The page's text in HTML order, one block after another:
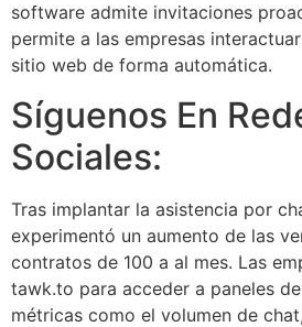
software admite invitaciones
permite a las empresas
sitio web de forma automática.
Síguenos En
Sociales:
Tras implantar la asistencia por
experimentó un aumento de las
contratos de 100 a al mes. Las
tawk.to para acceder a paneles
métricas como el volumen de